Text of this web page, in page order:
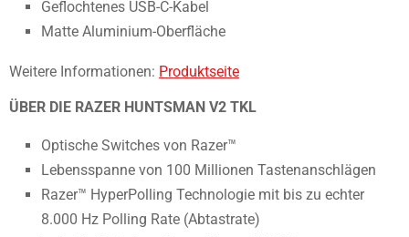
Geflochtenes USB-C-Kabel
Matte Aluminium-Oberfläche
Weitere Informationen: Produktseite
ÜBER DIE RAZER HUNTSMAN V2 TKL
Optische Switches von Razer™
Lebensspanne von 100 Millionen Tastenanschlägen
Razer™ HyperPolling Technologie mit bis zu echter
8.000 Hz Polling Rate (Abtastrate)